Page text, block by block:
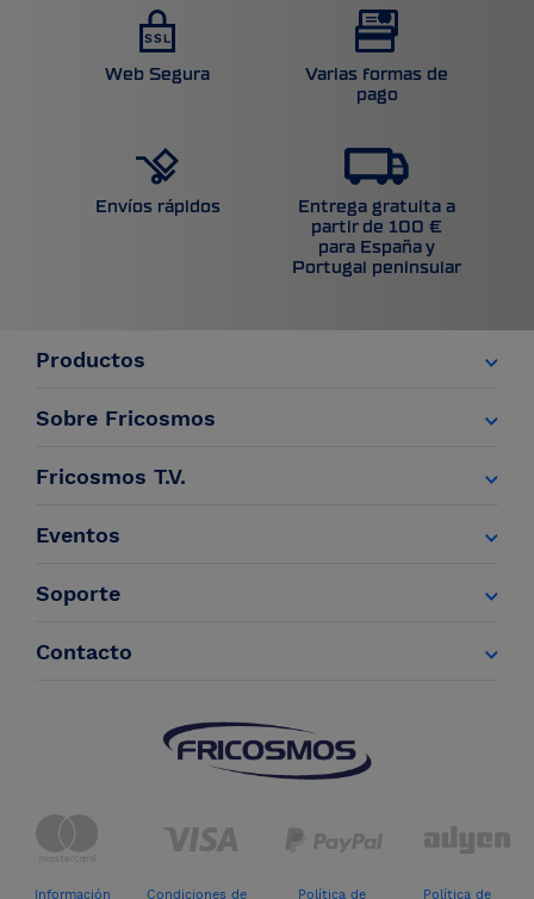
Web Segura
Varias formas de
pago
Envíos rápidos
Entrega gratuita a
partir de 100 €
para España y
Portugal peninsular
Productos
Sobre Fricosmos
Fricosmos T.V.
Eventos
Soporte
Contacto
Información Condiciones de Política de Política de